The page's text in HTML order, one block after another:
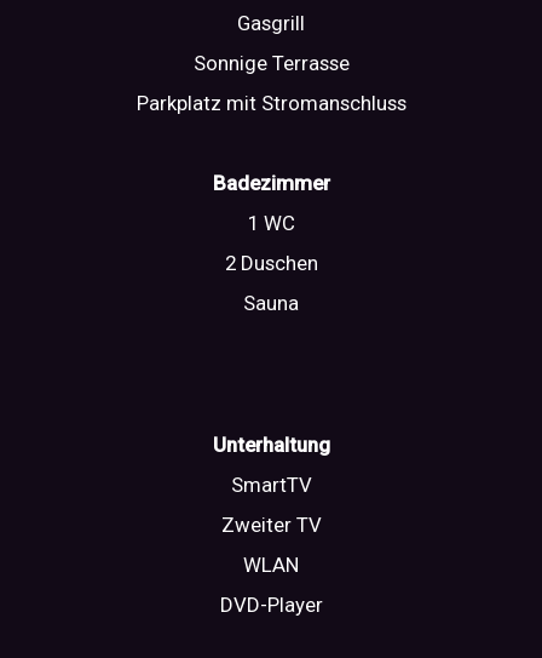
Gasgrill
Sonnige Terrasse
Parkplatz mit Stromanschluss
Badezimmer
1 WC
2 Duschen
Sauna
Unterhaltung
SmartTV
Zweiter TV
WLAN
DVD-Player